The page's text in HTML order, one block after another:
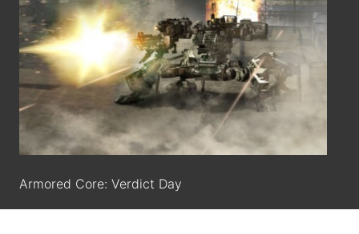
Armored Core: Verdict Day